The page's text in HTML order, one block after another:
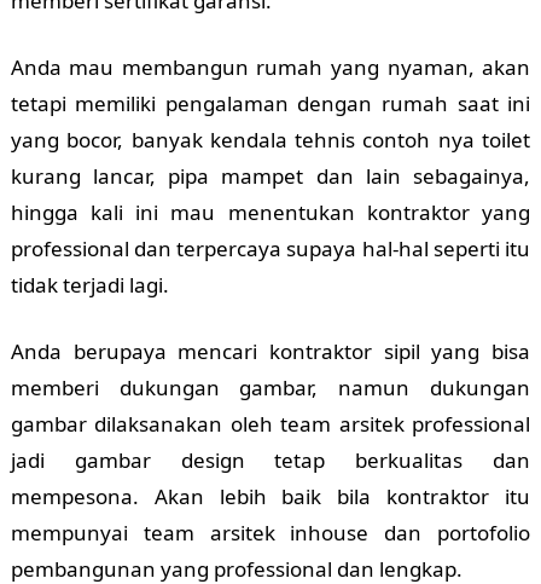
Anda mau membangun rumah yang nyaman, akan
tetapi memiliki pengalaman dengan rumah saat ini
yang bocor, banyak kendala tehnis contoh nya toilet
kurang lancar, pipa mampet dan lain sebagainya,
hingga kali ini mau menentukan kontraktor yang
professional dan terpercaya supaya hal-hal seperti itu
tidak terjadi lagi.
Anda berupaya mencari kontraktor sipil yang bisa
memberi dukungan gambar, namun dukungan
gambar dilaksanakan oleh team arsitek professional
jadi gambar design tetap berkualitas dan
mempesona. Akan lebih baik bila kontraktor itu
mempunyai team arsitek inhouse dan portofolio
pembangunan yang professional dan lengkap.